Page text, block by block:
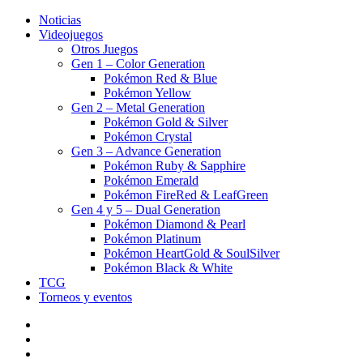
Noticias
Videojuegos
Otros Juegos
Gen 1 – Color Generation
Pokémon Red & Blue
Pokémon Yellow
Gen 2 – Metal Generation
Pokémon Gold & Silver
Pokémon Crystal
Gen 3 – Advance Generation
Pokémon Ruby & Sapphire
Pokémon Emerald
Pokémon FireRed & LeafGreen
Gen 4 y 5 – Dual Generation
Pokémon Diamond & Pearl
Pokémon Platinum
Pokémon HeartGold & SoulSilver
Pokémon Black & White
TCG
Torneos y eventos